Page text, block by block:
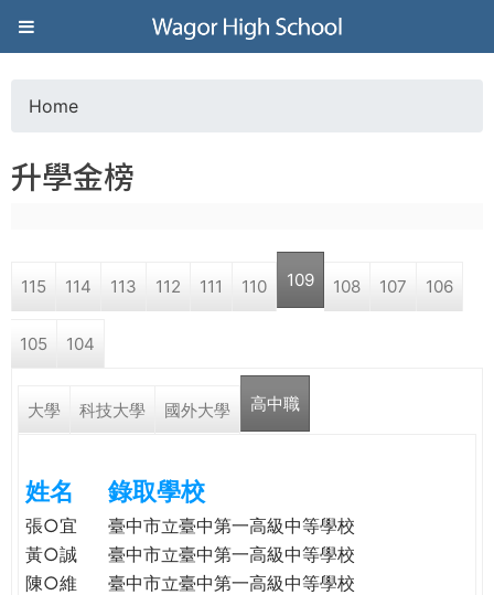
Jump to navigation
葳
格
高
學
格。
o
a
r
e
e
r
Home
升學金榜
115 114 113 112 111 110 109 108 107 106
105 104
大學 科技大學 國外大學 高中職
姓名 錄取學校
張○宜
臺中市立臺中第一高級中等學校
黃○誠
臺中市立臺中第一高級中等學校
陳○維
臺中市立臺中第一高級中等學校